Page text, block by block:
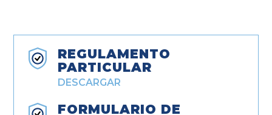
REGULAMENTO
PARTICULAR
DESCARGAR
FORMULARIO DE